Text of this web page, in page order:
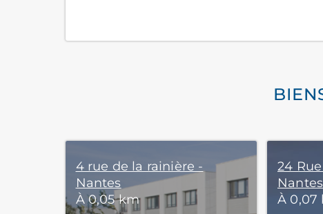
4 rue de la rainière -
Nantes
À 0,05 km
24
Nantes
À 0,07